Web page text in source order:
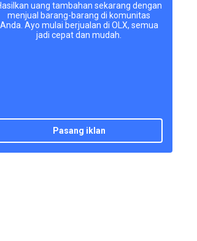
uang tambahan sekarang dengan
menjual barang-barang di komunitas
Anda. Ayo mulai berjualan di OLX, semua
jadi cepat dan mudah.
pasang iklan